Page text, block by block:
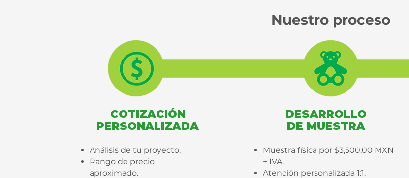
Nuestro proceso
COTIZACIÓN
PERSONALIZADA
DESARROLLO
DE MUESTRA
Análisis de tu proyecto.
Rango de precio
aproximado.
Muestra física por $3,500.00 MXN
+ IVA.
Atención personalizada 1:1.